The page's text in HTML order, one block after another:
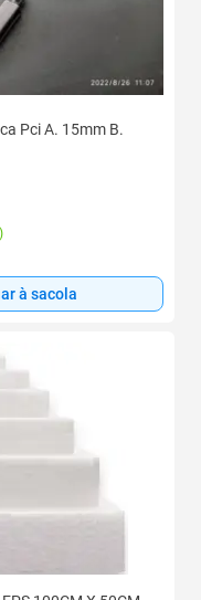
Pci A. 15mm B.
)
à sacola